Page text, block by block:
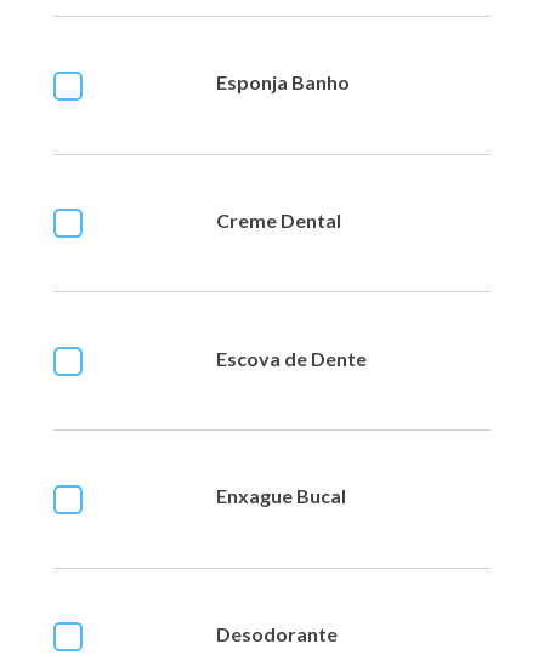
Esponja Banho
Creme Dental
Escova de Dente
Enxague Bucal
Desodorante